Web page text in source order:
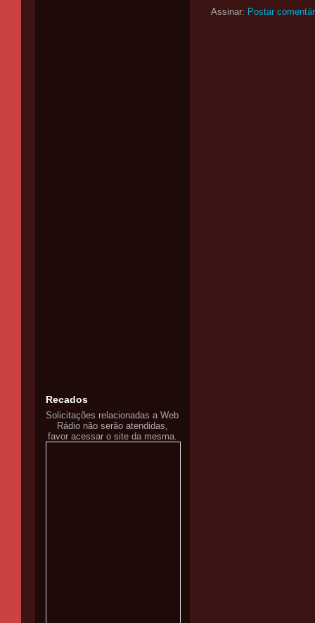
Assinar: Postar
Recados
Solicitações relacionadas a Web
Rádio não serão atendidas,
favor acessar o site da mesma.